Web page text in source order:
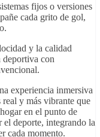
fijos o versiones
cada grito de gol,
y la calidad
deportiva con
experiencia inmersiva
real y más vibrante que
en el punto de
el deporte, integrando la
cada momento.